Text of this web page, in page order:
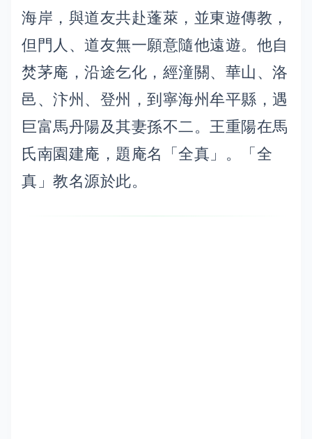
海岸，與道友共赴蓬萊，並東遊傳教，
但門人、道友無一願意隨他遠遊。他自
焚茅庵，沿途乞化，經潼關、華山、洛
邑、汴州、登州，到寧海州牟平縣，遇
巨富馬丹陽及其妻孫不二。王重陽在馬
氏南園建庵，題庵名「全真」。「全
真」教名源於此。